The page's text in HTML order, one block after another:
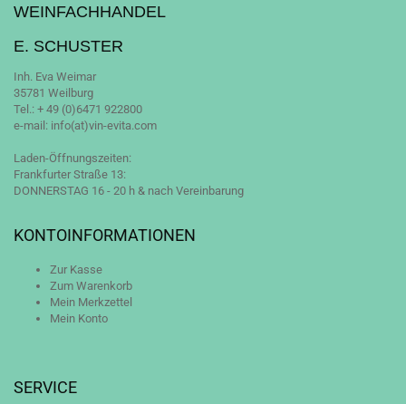
WEINFACHHANDEL
E. SCHUSTER
Inh. Eva Weimar
35781 Weilburg
Tel.: + 49 (0)6471 922800
e-mail: info(at)vin-evita.com
Laden-Öffnungszeiten:
Frankfurter Straße 13:
DONNERSTAG 16 - 20 h & nach Vereinbarung
KONTOINFORMATIONEN
Zur Kasse
Zum Warenkorb
Mein Merkzettel
Mein Konto
SERVICE